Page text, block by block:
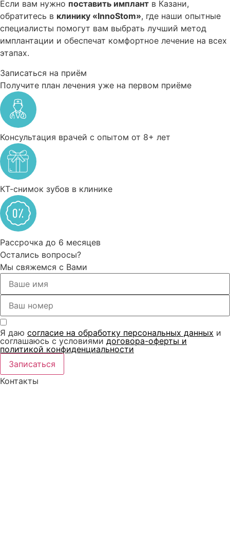
Если вам нужно поставить имплант в Казани,
обратитесь в клинику «InnoStom», где наши опытные
специалисты помогут вам выбрать лучший метод
имплантации и обеспечат комфортное лечение на всех
этапах.
Записаться на приём
Получите план лечения уже на первом приёме
Консультация врачей с опытом от 8+ лет
КТ-снимок зубов в клинике
Рассрочка до 6 месяцев
Остались вопросы?
Мы свяжемся с Вами
Я даю согласие на обработку персональных данных и
соглашаюсь с условиями договора-оферты и
политикой конфиденциальности
Записаться
Контакты